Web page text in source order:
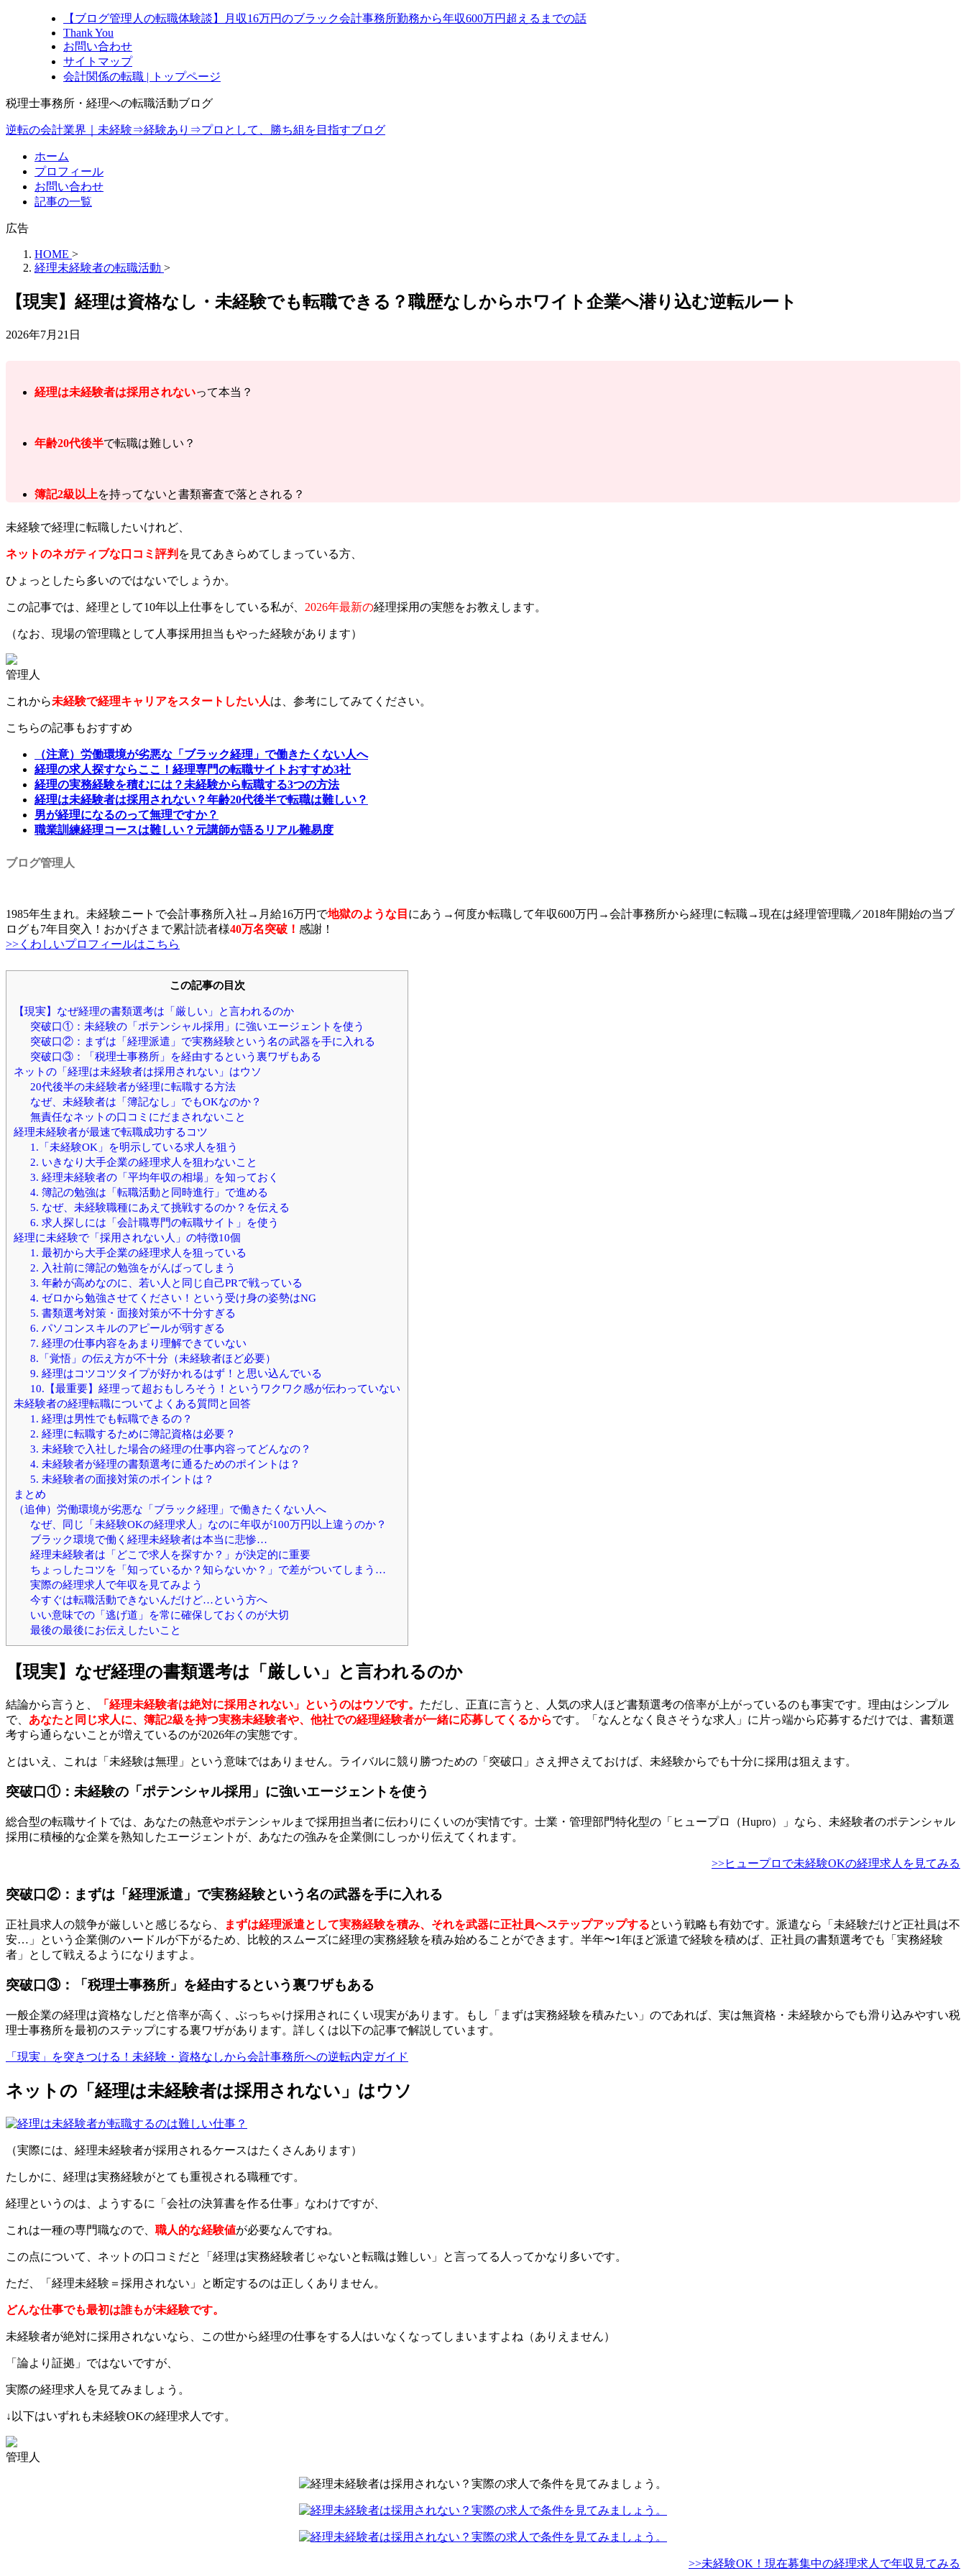
【ブログ管理人の転職体験談】月収16万円のブラック会計事務所勤務から年収600万円超えるまでの話
Thank You
お問い合わせ
サイトマップ
会計関係の転職 | トップページ
税理士事務所・経理への転職活動ブログ
逆転の会計業界｜未経験⇒経験あり⇒プロとして、勝ち組を目指すブログ
ホーム
プロフィール
お問い合わせ
記事の一覧
広告
HOME >
経理未経験者の転職活動 >
【現実】経理は資格なし・未経験でも転職できる？職歴なしからホワイト企業へ潜り込む逆転ルート
2026年7月21日
経理は未経験者は採用されないって本当？
年齢20代後半で転職は難しい？
簿記2級以上を持ってないと書類審査で落とされる？
未経験で経理に転職したいけれど、
ネットのネガティブな口コミ評判 を見てあきらめてしまっている方、
ひょっとしたら多いのではないでしょうか。
この記事では、経理として10年以上仕事をしている私が、 2026年最新の経理採用の実態をお教えします。
（なお、現場の管理職として人事採用担当もやった経験があります）
管理人
これから未経験で経理キャリアをスタートしたい人は、参考にしてみてください。
こちらの記事もおすすめ
（注意）労働環境が劣悪な「ブラック経理」で働きたくない人へ
経理の求人探すならここ！経理専門の転職サイトおすすめ3社
経理の実務経験を積むには？未経験から転職する3つの方法
経理は未経験者は採用されない？年齢20代後半で転職は難しい？
男が経理になるのって無理ですか？
職業訓練経理コースは難しい？元講師が語るリアル難易度
ブログ管理人
1985年生まれ。未経験ニートで会計事務所入社→月給16万円で地獄のような目 にあう→何度か転職して年収600万円→会計事務所から経理に転職→現在は経理管理職／2018年開始の当ブ
ログも7年目突入！おかげさまで累計読者様40万名突破 ！ 感謝！
>>くわしいプロフィールはこちら
この記事の目次
【現実】なぜ経理の書類選考は「厳しい」と言われるのか
突破口①：未経験の「ポテンシャル採用」に強いエージェントを使う
突破口②：まずは「経理派遣」で実務経験という名の武器を手に入れる
突破口③：「税理士事務所」を経由するという裏ワザもある
ネットの「経理は未経験者は採用されない」はウソ
20代後半の未経験者が経理に転職する方法
なぜ、未経験者は「簿記なし」でもOKなのか？
無責任なネットの口コミにだまされないこと
経理未経験者が最速で転職成功するコツ
1.「未経験OK」を明示している求人を狙う
2. いきなり大手企業の経理求人を狙わないこと
3. 経理未経験者の「平均年収の相場」を知っておく
4. 簿記の勉強は「転職活動と同時進行」で進める
5. なぜ、未経験職種にあえて挑戦するのか？を伝える
6. 求人探しには「会計職専門の転職サイト」を使う
経理に未経験で「採用されない人」の特徴10個
1. 最初から大手企業の経理求人を狙っている
2. 入社前に簿記の勉強をがんばってしまう
3. 年齢が高めなのに、若い人と同じ自己PRで戦っている
4. ゼロから勉強させてください！という受け身の姿勢はNG
5. 書類選考対策・面接対策が不十分すぎる
6. パソコンスキルのアピールが弱すぎる
7. 経理の仕事内容をあまり理解できていない
8.「覚悟」の伝え方が不十分（未経験者ほど必要）
9. 経理はコツコツタイプが好かれるはず！と思い込んでいる
10.【最重要】経理って超おもしろそう！というワクワク感が伝わっていない
未経験者の経理転職についてよくある質問と回答
1. 経理は男性でも転職できるの？
2. 経理に転職するために簿記資格は必要？
3. 未経験で入社した場合の経理の仕事内容ってどんなの？
4. 未経験者が経理の書類選考に通るためのポイントは？
5. 未経験者の面接対策のポイントは？
まとめ
（追伸）労働環境が劣悪な「ブラック経理」で働きたくない人へ
なぜ、同じ「未経験OKの経理求人」なのに年収が100万円以上違うのか？
ブラック環境で働く経理未経験者は本当に悲惨…
経理未経験者は「どこで求人を探すか？」が決定的に重要
ちょっしたコツを「知っているか？知らないか？」で差がついてしまう…
実際の経理求人で年収を見てみよう
今すぐは転職活動できないんだけど…という方へ
いい意味での「逃げ道」を常に確保しておくのが大切
最後の最後にお伝えしたいこと
【現実】なぜ経理の書類選考は「厳しい」と言われるのか
結論から言うと、 「経理未経験者は絶対に採用されない」というのはウソです。 ただし、正直に言うと、人気の求人ほど書類選考の倍率が上がっているのも事実です。理由はシンプル
で、 あなたと同じ求人に、簿記2級を持つ実務未経験者や、他社での経理経験者が一緒に応募してくるからです。「なんとなく良さそうな求人」に片っ端から応募するだけでは、書類選
考すら通らないことが増えているのが2026年の実態です。
とはいえ、これは「未経験は無理」という意味ではありません。ライバルに競り勝つための「突破口」さえ押さえておけば、未経験からでも十分に採用は狙えます。
突破口①：未経験の「ポテンシャル採用」に強いエージェントを使う
総合型の転職サイトでは、あなたの熱意やポテンシャルまで採用担当者に伝わりにくいのが実情です。士業・管理部門特化型の「ヒュープロ（Hupro）」なら、未経験者のポテンシャル
採用に積極的な企業を熟知したエージェントが、あなたの強みを企業側にしっかり伝えてくれます。
>>ヒュープロで未経験OKの経理求人を見てみる
突破口②：まずは「経理派遣」で実務経験という名の武器を手に入れる
正社員求人の競争が厳しいと感じるなら、 まずは経理派遣として実務経験を積み、それを武器に正社員へステップアップするという戦略も有効です。派遣なら「未経験だけど正社員は不
安…」という企業側のハードルが下がるため、比較的スムーズに経理の実務経験を積み始めることができます。半年〜1年ほど派遣で経験を積めば、正社員の書類選考でも「実務経験
者」として戦えるようになりますよ。
突破口③：「税理士事務所」を経由するという裏ワザもある
一般企業の経理は資格なしだと倍率が高く、ぶっちゃけ採用されにくい現実があります。もし「まずは実務経験を積みたい」のであれば、実は無資格・未経験からでも滑り込みやすい税
理士事務所を最初のステップにする裏ワザがあります。詳しくは以下の記事で解説しています。
「現実」を突きつける！未経験・資格なしから会計事務所への逆転内定ガイド
ネットの「経理は未経験者は採用されない」はウソ
（実際には、経理未経験者が採用されるケースはたくさんあります）
たしかに、経理は実務経験がとても重視される職種です。
経理というのは、ようするに「会社の決算書を作る仕事」なわけですが、
これは一種の専門職なので、 職人的な経験値が必要なんですね。
この点について、ネットの口コミだと「経理は実務経験者じゃないと転職は難しい」と言ってる人ってかなり多いです。
ただ、「経理未経験＝採用されない」と断定するのは正しくありません。
どんな仕事でも最初は誰もが未経験です。
未経験者が絶対に採用されないなら、この世から経理の仕事をする人はいなくなってしまいますよね（ありえません）
「論より証拠」ではないですが、
実際の経理求人を見てみましょう。
↓以下はいずれも未経験OKの経理求人です。
管理人
>>未経験OK！現在募集中の経理求人で年収見てみる